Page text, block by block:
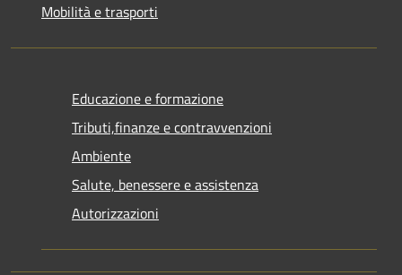
Mobilità e trasporti
Educazione e formazione
Tributi,finanze e contravvenzioni
Ambiente
Salute, benessere e assistenza
Autorizzazioni